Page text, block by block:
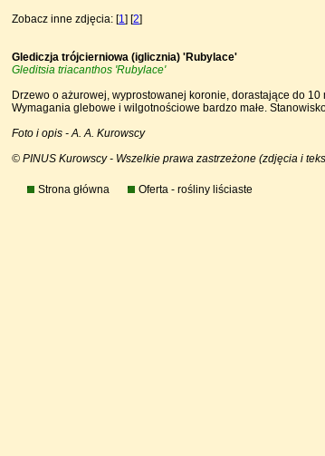
Zobacz inne zdjęcia: [1] [2]
Glediczja trójcierniowa (iglicznia) 'Rubylace'
Gleditsia triacanthos 'Rubylace'
Drzewo o ażurowej, wyprostowanej koronie, dorastające do
Wymagania glebowe i wilgotnościowe bardzo małe.
Foto i opis - A. A. Kurowscy
© PINUS Kurowscy - Wszelkie prawa zastrzeżone (zdjęcia i
Strona główna Oferta - rośliny liściaste